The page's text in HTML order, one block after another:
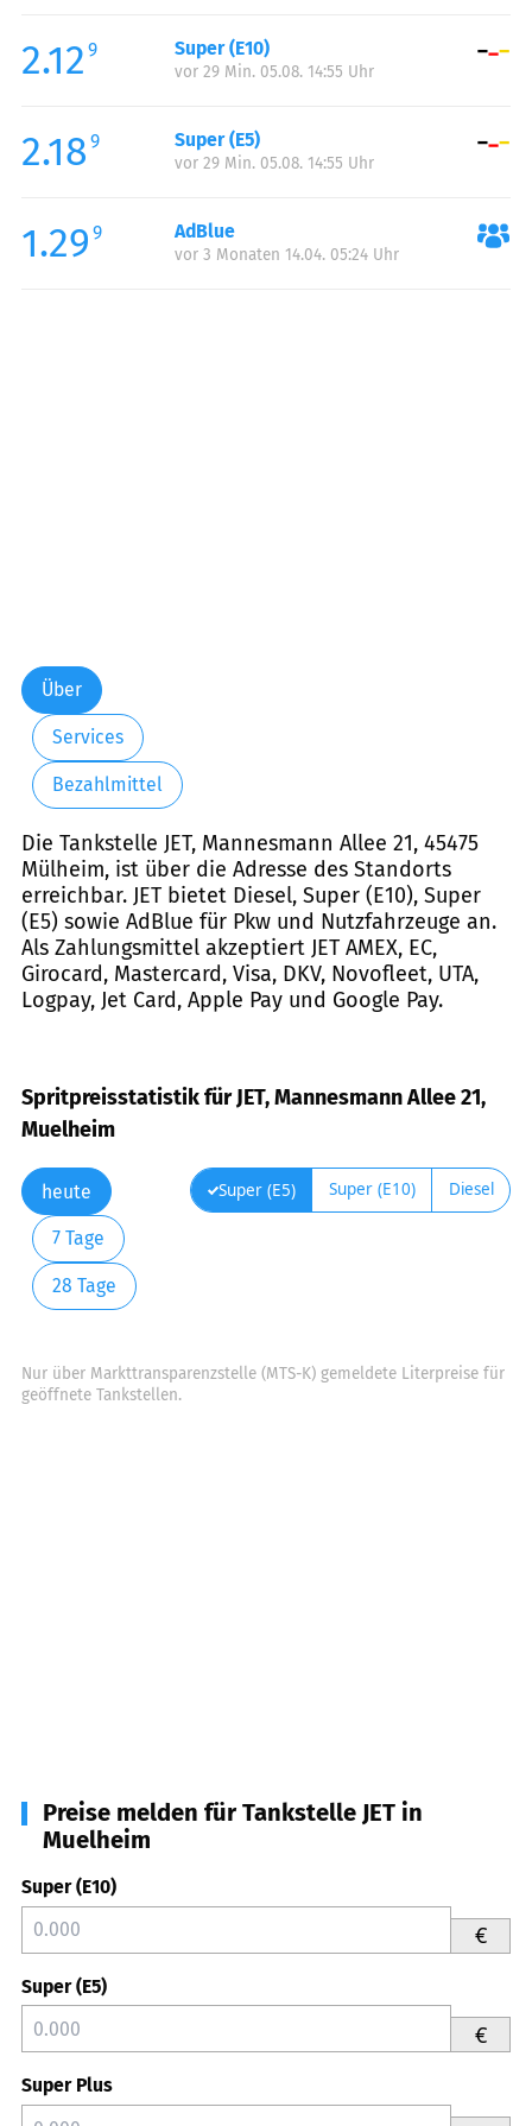
Samstag:
07:00-22:00
Sonntag:
2.12 9 Super (E10)
vor 29 Min. 05.08. 14:55 Uhr
2.18 9 Super (E5)
vor 29 Min. 05.08. 14:55 Uhr
1.29 9 AdBlue
vor 3 Monaten 14.04. 05:24 Uhr
Über
Services
Bezahlmittel
Die Tankstelle JET, Mannesmann Allee 21, 45475
Mülheim, ist über die Adresse des Standorts
erreichbar. JET bietet Diesel, Super (E10), Super
(E5) sowie AdBlue für Pkw und Nutzfahrzeuge an.
Als Zahlungsmittel akzeptiert JET AMEX, EC,
Girocard, Mastercard, Visa, DKV, Novofleet, UTA,
Logpay, Jet Card, Apple Pay und Google Pay.
Spritpreisstatistik für JET, Mannesmann Allee 21,
Muelheim
heute
7 Tage
28 Tage
Super (E5) Super (E10) Diesel
Nur über Markttransparenzstelle (MTS-K) gemeldete Literpreise für
geöffnete Tankstellen.
Preise melden für Tankstelle JET in
Muelheim
Super (E10)
€
Super (E5)
€
Super Plus